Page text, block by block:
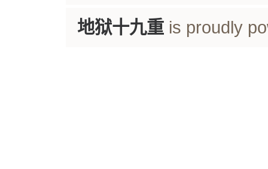
地狱十九重is proudly